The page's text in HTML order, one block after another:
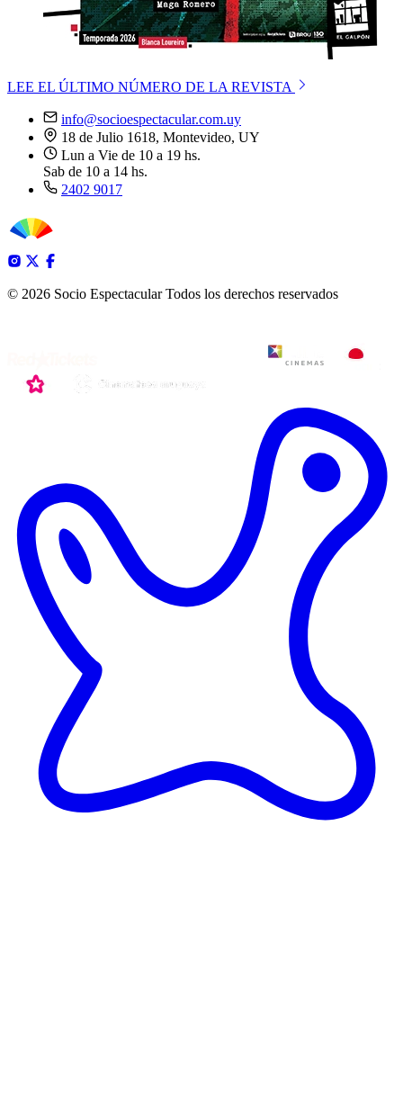
LEE EL ÚLTIMO NÚMERO DE LA REVISTA
info@socioespectacular.com.uy
18 de Julio 1618, Montevideo, UY
Lun a Vie de 10 a 19 hs.
Sab de 10 a 14 hs.
2402 9017
© 2026 Socio Espectacular Todos los derechos reservados